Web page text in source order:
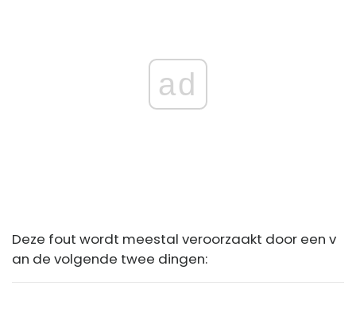
ad
Deze fout wordt meestal veroorzaakt door een v
an de volgende twee dingen: